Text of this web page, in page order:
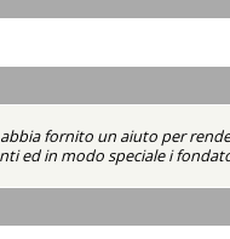
fornito un aiuto per
ed in modo speciale i